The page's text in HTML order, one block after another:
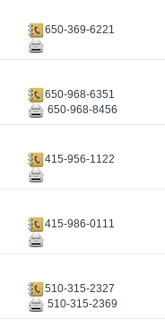
650-369-6221
650-968-6351
650-968-8456
415-956-1122
415-986-0111
510-315-2327
510-315-2369